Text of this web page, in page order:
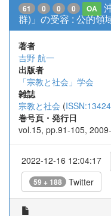
61 0 0 0 OA
群)」の受容 : 公的領
著者
吉野 航一
出版者
「宗教と社会」学会
雑誌
宗教と社会 (
巻号頁・発行日
vol.15, pp.91-105,
2022-12-16 12:04:17
59 + 188 Twitter